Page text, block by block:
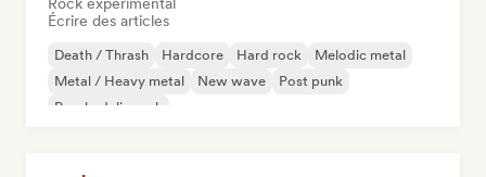
Écrire des articles
Death / Thrash Hardcore Hard rock
Melodic metal
Metal / Heavy metal
New wave
Post punk
Psychedelic rock